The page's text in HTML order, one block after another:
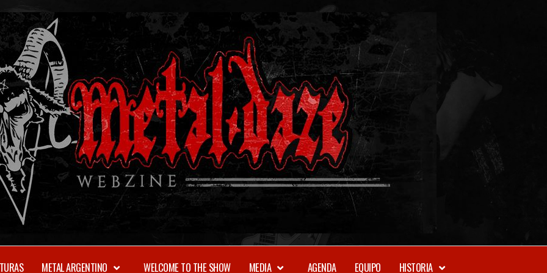
WEBZINE
METAL ARGENTINO WELCOME TO THE SHOW MEDIA AGENDA EQUIPO HISTORIA